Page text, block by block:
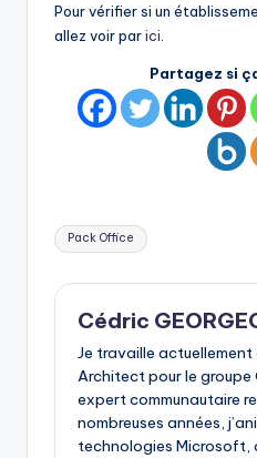
Pour vérifier si un
allez voir parici
Partagez si
Tags:
Pack Office
Cédric
Je travaille
Architect pour le groupe
expert communautaire
nombreuses années,
technologies Microsoft,